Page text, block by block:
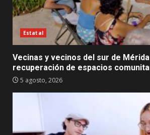
Estatal
Vecinas y vecinos del sur de
recuperación de espacios
5 agosto, 2026